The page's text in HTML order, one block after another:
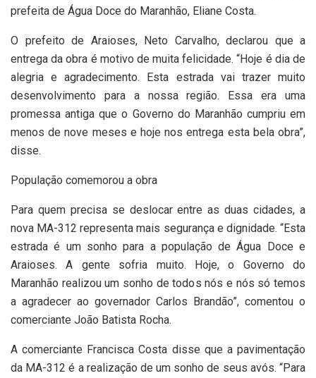
prefeita de Água Doce do Maranhão, Eliane Costa.
O prefeito de Araioses, Neto Carvalho, declarou que a
entrega da obra é motivo de muita felicidade. “Hoje é dia de
alegria e agradecimento. Esta estrada vai trazer muito
desenvolvimento para a nossa região. Essa era uma
promessa antiga que o Governo do Maranhão cumpriu em
menos de nove meses e hoje nos entrega esta bela obra”,
disse.
População comemorou a obra
Para quem precisa se deslocar entre as duas cidades, a
nova MA-312 representa mais segurança e dignidade. “Esta
estrada é um sonho para a população de Água Doce e
Araioses. A gente sofria muito. Hoje, o Governo do
Maranhão realizou um sonho de todos nós e nós só temos
a agradecer ao governador Carlos Brandão”, comentou o
comerciante João Batista Rocha.
A comerciante Francisca Costa disse que a pavimentação
da MA-312 é a realização de um sonho de seus avós. “Para